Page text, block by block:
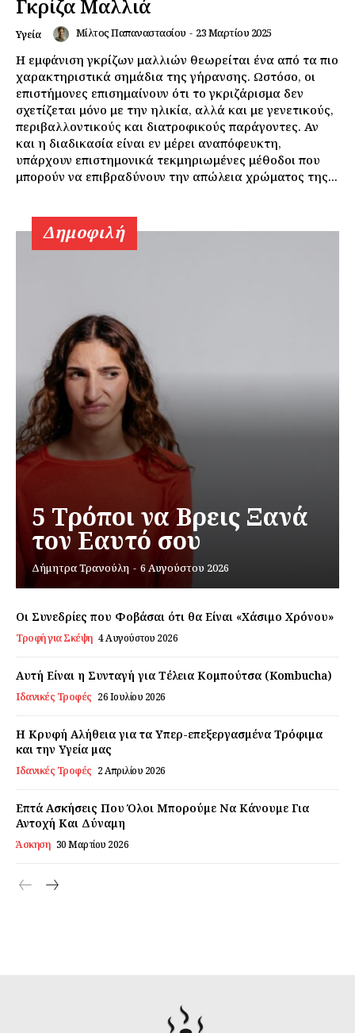
Εγγραφείτε τώρα!
Daily Food
Σχετικά με εμάς
Ο λογαριασμός μου
Επικοινωνία
Γκρίζα Μαλλιά
Υγεία Μίλτος Παπαναστασίου - 23 Μαρτίου 2025
Η εμφάνιση γκρίζων μαλλιών θεωρείται ένα από τα πιο
χαρακτηριστικά σημάδια της γήρανσης. Ωστόσο, οι
επιστήμονες επισημαίνουν ότι το γκριζάρισμα δεν
σχετίζεται μόνο με την ηλικία, αλλά και με γενετικούς,
περιβαλλοντικούς και διατροφικούς παράγοντες. Αν
και η διαδικασία είναι εν μέρει αναπόφευκτη,
υπάρχουν επιστημονικά τεκμηριωμένες μέθοδοι που
μπορούν να επιβραδύνουν την απώλεια χρώματος της...
Δημοφιλή
5 Τρόποι να Βρεις Ξανά
τον Εαυτό σου
Δήμητρα Τρανούλη - 6 Αυγούστου 2026
Οι Συνεδρίες που Φοβάσαι ότι θα Είναι «Χάσιμο Χρόνου»
Τροφή για Σκέψη 4 Αυγούστου 2026
Αυτή Είναι η Συνταγή για Τέλεια Κομπούτσα (Kombucha)
Ιδανικές Τροφές 26 Ιουλίου 2026
Η Κρυφή Αλήθεια για τα Υπερ-επεξεργασμένα Τρόφιμα
και την Υγεία μας
Ιδανικές Τροφές 2 Απριλίου 2026
Επτά Ασκήσεις Που Όλοι Μπορούμε Να Κάνουμε Για
Αντοχή Και Δύναμη
Άσκηση 30 Μαρτίου 2026